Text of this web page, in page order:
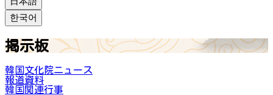
한국어
掲示板
韓国文化院ニュース
報道資料
韓国関連行事